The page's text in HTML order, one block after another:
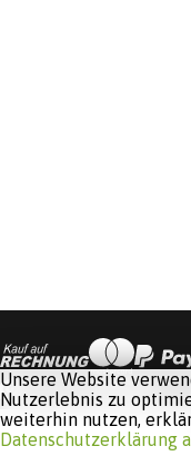
Unsere Website
Nutzerlebnis zu
weiterhin nutzen,
Datenschutzerklärung